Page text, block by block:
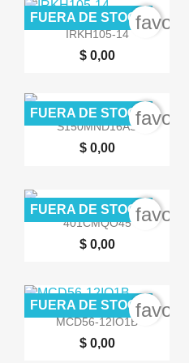
 Vista rápida
IRKH105-14
$ 0,00
FUERA DE STOCK
 Vista rápida
S150MND16AS
$ 0,00
FUERA DE STOCK
 Vista rápida
401CMQO45
$ 0,00
FUERA DE STOCK
 Vista rápida
MCD56-12IO1B
$ 0,00
FUERA DE STOCK